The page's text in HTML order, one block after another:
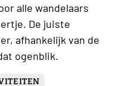
alle wandelaars
De juiste
afhankelijk van de
ogenblik.